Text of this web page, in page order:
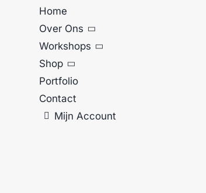
Home
Over Ons
Workshops
Shop
Portfolio
Contact
Mijn Account